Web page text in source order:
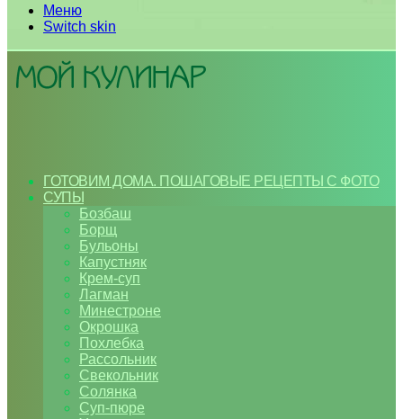
Меню
Switch skin
ГОТОВИМ ДОМА. ПОШАГОВЫЕ РЕЦЕПТЫ С ФОТО
СУПЫ
Бозбаш
Борщ
Бульоны
Капустняк
Крем-суп
Лагман
Минестроне
Окрошка
Похлебка
Рассольник
Свекольник
Солянка
Суп-пюре